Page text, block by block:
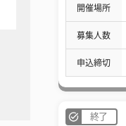
開催場所
募集人数
申込締切
終了